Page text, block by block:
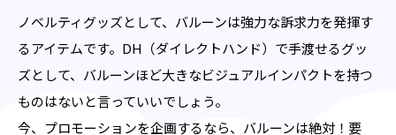
ノベルティグッズとして、バルーンは強力な訴求力を発揮す
るアイテムです。DH（ダイレクトハンド）で手渡せるグッ
ズとして、バルーンほど大きなビジュアルインパクトを持つ
ものはないと言っていいでしょう。
今、プロモーションを企画するなら、バルーンは絶対！要